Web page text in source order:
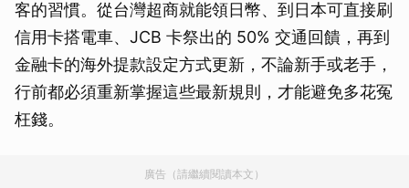
客的習慣。從台灣超商就能領日幣、到日本可直接刷
信用卡搭電車、JCB 卡祭出的 50% 交通回饋，再到
金融卡的海外提款設定方式更新，不論新手或老手，
行前都必須重新掌握這些最新規則，才能避免多花冤
枉錢。
廣告（請繼續閱讀本文）